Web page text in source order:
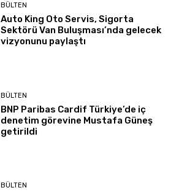
BÜLTEN
Auto King Oto Servis, Sigorta
Sektörü Van Buluşması’nda gelecek
vizyonunu paylaştı
BÜLTEN
BNP Paribas Cardif Türkiye’de iç
denetim görevine Mustafa Güneş
getirildi
BÜLTEN